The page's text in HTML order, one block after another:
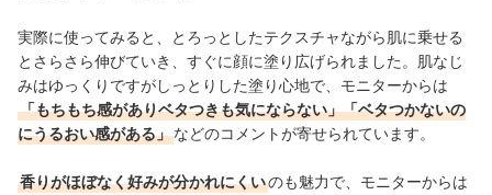
実際に使ってみると、とろっとしたテクスチャながら肌に乗せる
とさらさら伸びていき、すぐに顔に塗り広げられました。肌なじ
みはゆっくりですがしっとりした塗り心地で、モニターからは
「もちもち感がありベタつきも気にならない」「ベタつかないの
にうるおい感がある」などのコメントが寄せられています。
香りがほぼなく好みが分かれにくいのも魅力で、モニターからは